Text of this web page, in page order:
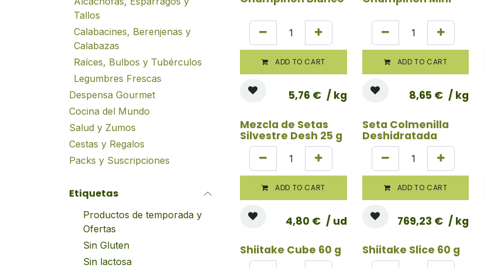
Tallos
Calabacines, Berenjenas y
Calabazas
Raíces, Bulbos y Tubérculos
Legumbres Frescas
Despensa Gourmet
Cocina del Mundo
Salud y Zumos
Cestas y Regalos
Packs y Suscripciones
Etiquetas
Productos de temporada y
Ofertas
Sin Gluten
Sin lactosa
ADD TO CART
5,76 € / kg
ADD TO CART
8,65 € / kg
Mezcla de Setas
Silvestre Desh 25 g
ADD TO CART
4,80 € / ud
Seta Colmenilla
Deshidratada
ADD TO CART
769,23 € / kg
Shiitake Cube 60 g Shiitake Slice 60 g